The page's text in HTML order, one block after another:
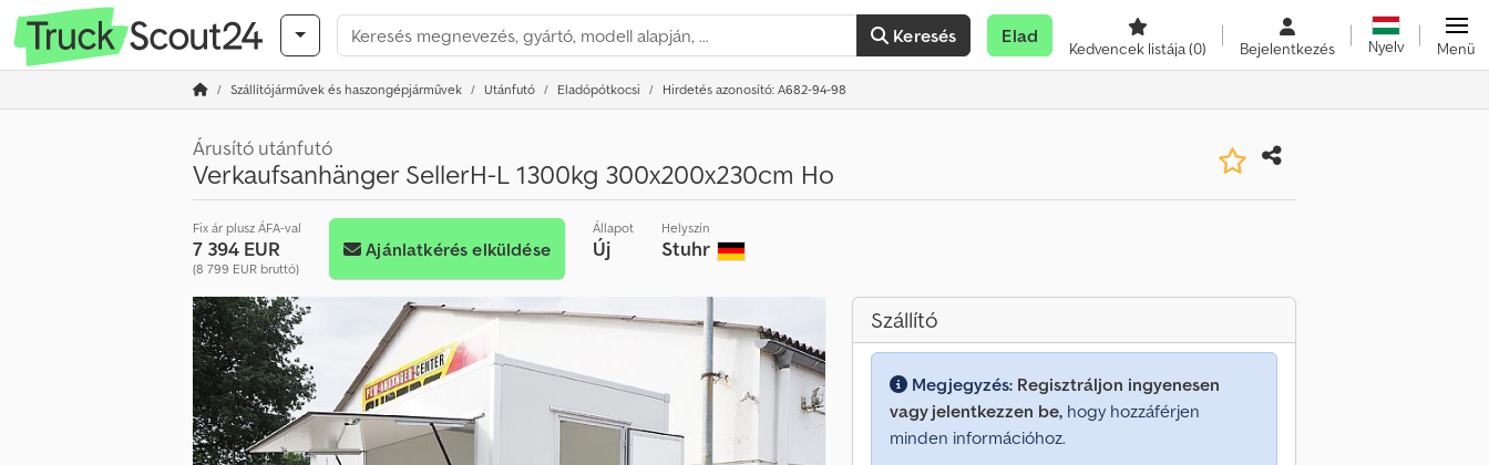
Keresés Elad
Kedvencek listája(0) Bejelentkezés Nyelv Menü
Szállítójárművek és haszongépjárművek Utánfutó Eladópótkocsi Hirdetés azonosító: A682-94-98
Árusító utánfutó
Verkaufsanhänger SellerH-L 1300kg 300x200x230cm Ho
Fix ár plusz ÁFA-val
7 394 EUR
(8 799 EUR bruttó)
Ajánlatkérés elküldése
Állapot
Új
Helyszín
Stuhr
Szállító
Megjegyzés: Regisztráljon ingyenesen
vagy jelentkezzen be, hogy hozzáférjen
minden információhoz.